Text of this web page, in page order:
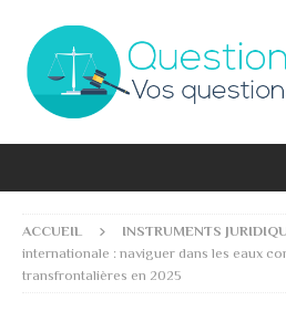
ACCUEIL INSTRUMENTS
internationale : naviguer dans les eaux
transfrontalières en 2025